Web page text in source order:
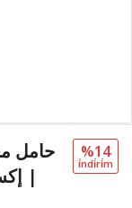
حامل
|
%14
i̇ndi̇ri̇m